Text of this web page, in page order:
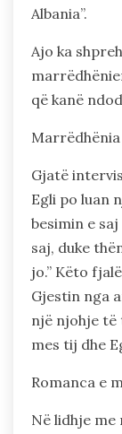
Albania”.
Ajo ka
që kanë
Gjatë
Egli po luan
besimin e
saj, duke
jo.” Këto
Gjestin nga
një njohje të
mes tij dhe
Romanca e
Në lidhje me